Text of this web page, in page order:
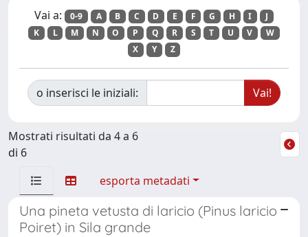
Vai a: 0-9 A B C D E F G H I
J
K
L M N O P Q R S T U V
W
X
Y Z
o inserisci le iniziali:
Mostrati risultati da 4 a 6
di 6
esporta metadati
Una pineta vetusta di laricio (Pinus laricio
Poiret) in Sila grande